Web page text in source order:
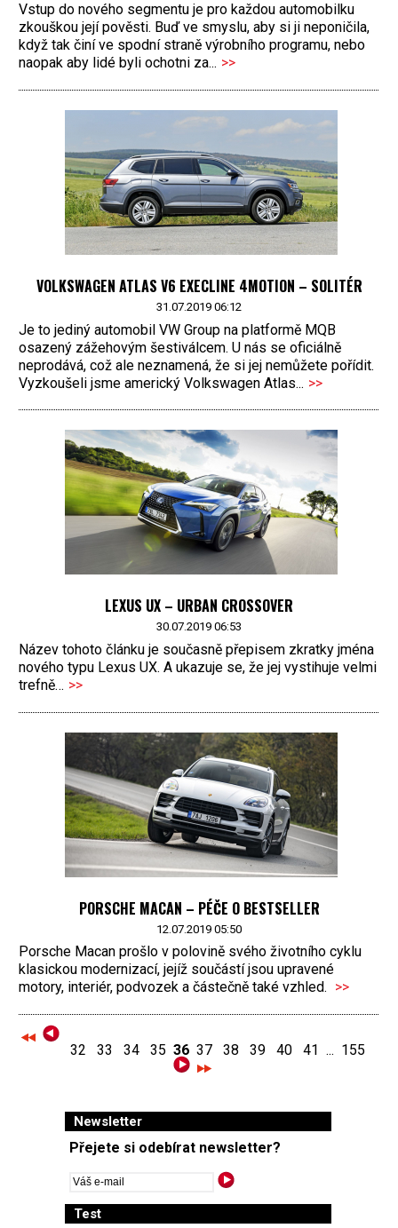
Vstup do nového segmentu je pro každou automobilku
zkouškou její pověsti. Buď ve smyslu, aby si ji neponičila,
když tak činí ve spodní straně výrobního programu, nebo
naopak aby lidé byli ochotni za... >>
VOLKSWAGEN ATLAS V6 EXECLINE 4MOTION – SOLITÉR
31.07.2019 06:12
Je to jediný automobil VW Group na platformě MQB
osazený zážehovým šestiválcem. U nás se oficiálně
neprodává, což ale neznamená, že si jej nemůžete pořídit.
Vyzkoušeli jsme americký Volkswagen Atlas... >>
LEXUS UX – URBAN CROSSOVER­­
30.07.2019 06:53
Název tohoto článku je současně přepisem zkratky jména
nového typu Lexus UX. A ukazuje se, že jej vystihuje velmi
trefně… >>
PORSCHE MACAN – PÉČE O BESTSELLER
12.07.2019 05:50
Porsche Macan prošlo v polovině svého životního cyklu
klasickou modernizací, jejíž součástí jsou upravené
motory, interiér, podvozek a částečně také vzhled. >>
32 33 34 35 36 37 38 39 40 41 ... 155
Newsletter
Přejete si odebírat newsletter?
Test